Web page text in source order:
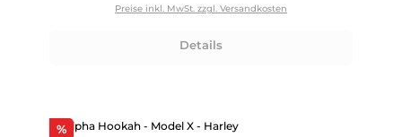
Preise inkl. MwSt. zzgl. Versandkosten
Details
%Rabatt